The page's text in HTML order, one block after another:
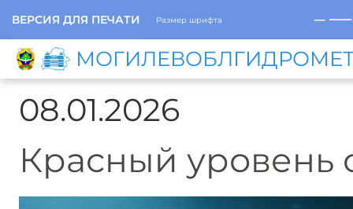
ВЕРСИЯ ДЛЯ ПЕЧАТИ Размер шрифта ─
08.01.2026
Красный уровень